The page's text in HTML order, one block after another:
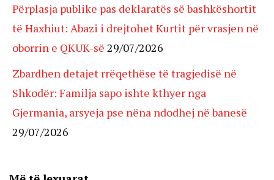
Përplasja publike pas deklaratës së bashkëshortit
të Haxhiut: Abazi i drejtohet Kurtit për vrasjen në
oborrin e QKUK-së 29/07/2026
Zbardhen detajet rrëqethëse të tragjedisë në
Shkodër: Familja sapo ishte kthyer nga
Gjermania, arsyeja pse nëna ndodhej në banesë
29/07/2026